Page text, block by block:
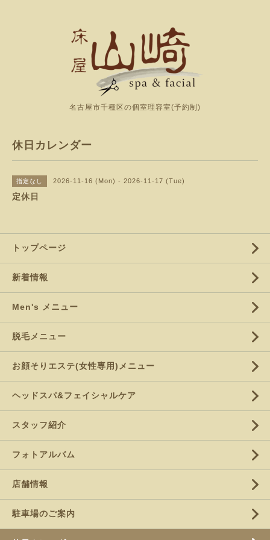
名古屋市千種区の個室理容室(予約制)
休日カレンダー
指定なし 2026-11-16 (Mon) - 2026-11-17 (Tue)
定休日
トップページ
新着情報
Men's メニュー
脱毛メニュー
お顔そりエステ(女性専用)メニュー
ヘッドスパ&フェイシャルケア
スタッフ紹介
フォトアルバム
店舗情報
駐車場のご案内